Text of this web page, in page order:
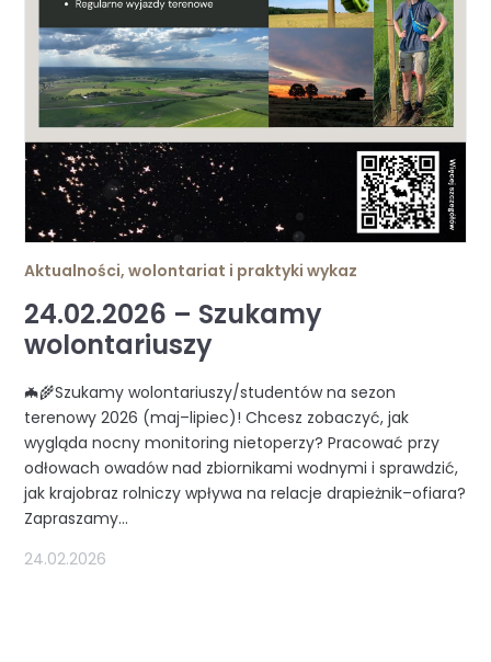
Aktualności,wolontariat i praktyki wykaz
24.02.2026 – Szukamy
wolontariuszy
🦇🌾Szukamy wolontariuszy/studentów na sezon
terenowy 2026 (maj–lipiec)! Chcesz zobaczyć, jak
wygląda nocny monitoring nietoperzy? Pracować przy
odłowach owadów nad zbiornikami wodnymi i sprawdzić,
jak krajobraz rolniczy wpływa na relacje drapieżnik–ofiara?
Zapraszamy...
24.02.2026